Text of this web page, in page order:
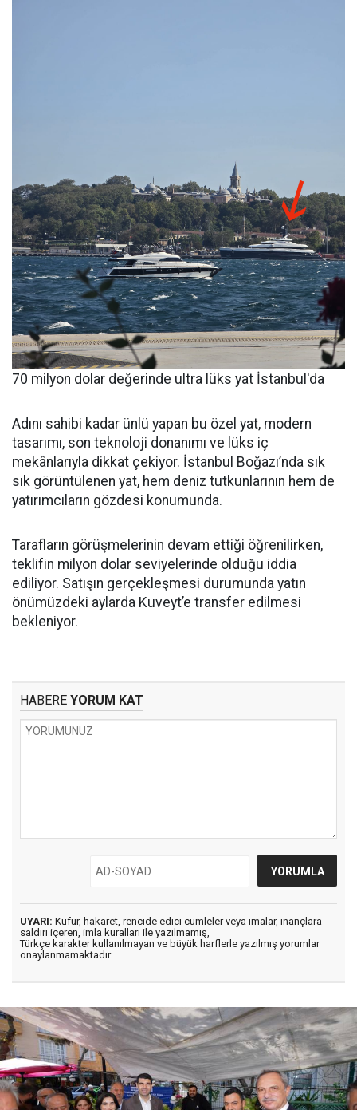
70 milyon dolar değerinde ultra lüks yat İstanbul'da
Adını sahibi kadar ünlü yapan bu özel yat, modern
tasarımı, son teknoloji donanımı ve lüks iç
mekânlarıyla dikkat çekiyor. İstanbul Boğazı’nda sık
sık görüntülenen yat, hem deniz tutkunlarının hem de
yatırımcıların gözdesi konumunda.
Tarafların görüşmelerinin devam ettiği öğrenilirken,
teklifin milyon dolar seviyelerinde olduğu iddia
ediliyor. Satışın gerçekleşmesi durumunda yatın
önümüzdeki aylarda Kuveyt’e transfer edilmesi
bekleniyor.
HABERE YORUM KAT
UYARI: Küfür, hakaret, rencide edici cümleler veya imalar, inançlara
saldırı içeren, imla kuralları ile yazılmamış,
Türkçe karakter kullanılmayan ve büyük harflerle yazılmış yorumlar
onaylanmamaktadır.